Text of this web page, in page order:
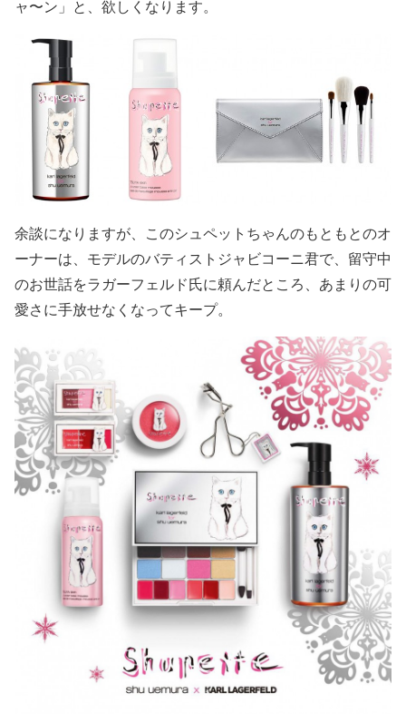
ャ〜ン」と、欲しくなります。
余談になりますが、このシュペットちゃんのもともとのオ
ーナーは、モデルのバティストジャビコーニ君で、留守中
のお世話をラガーフェルド氏に頼んだところ、あまりの可
愛さに手放せなくなってキープ。